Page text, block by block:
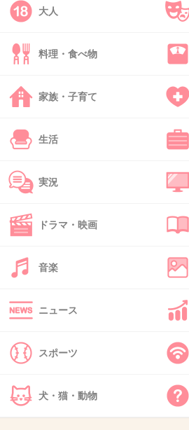
勘違いかもしれないけど、
まだジブリの実写化だと思
けいおんの声優さん？
44. 匿名 2014/01/29(水) 15:18:21
大人
料理・食べ物
家族・子育て
生活
実況
ドラマ・映画
音楽
ニュース
スポーツ
犬・猫・動物